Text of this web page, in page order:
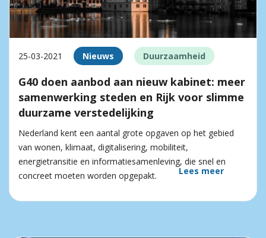
25-03-2021 Nieuws Duurzaamheid
G40 doen aanbod aan nieuw kabinet: meer
samenwerking steden en Rijk voor slimme
duurzame verstedelijking
Nederland kent een aantal grote opgaven op het gebied
van wonen, klimaat, digitalisering, mobiliteit,
energietransitie en informatiesamenleving, die snel en
concreet moeten worden opgepakt.
Lees meer